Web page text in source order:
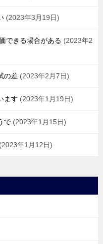
2023年3月19日
できる場合がある
2023年2
の差 2023年2月7日
ます 2023年1月19日
で 2023年1月15日
2023年1月12日